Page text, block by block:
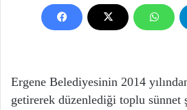
Ergene Belediyesinin 2014
getirerek düzenlediği toplu sünnet